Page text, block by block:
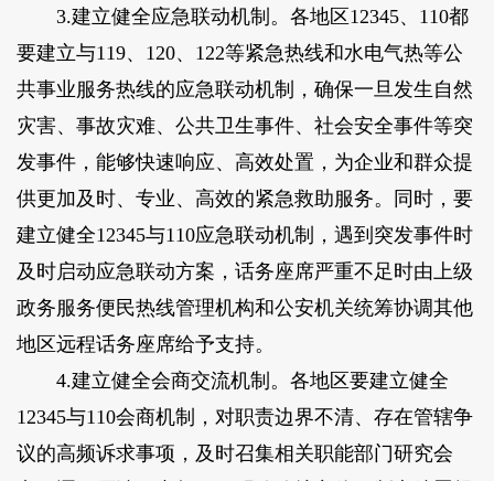
3.建立健全应急联动机制。 各地区12345、110都
要建立与119、120、122等紧急热线和水电气热等公
共事业服务热线的应急联动机制，确保一旦发生自然
灾害、事故灾难、公共卫生事件、社会安全事件等突
发事件，能够快速响应、高效处置，为企业和群众提
供更加及时、专业、高效的紧急救助服务。同时，要
建立健全12345与110应急联动机制，遇到突发事件时
及时启动应急联动方案，话务座席严重不足时由上级
政务服务便民热线管理机构和公安机关统筹协调其他
地区远程话务座席给予支持。
4.建立健全会商交流机制。 各地区要建立健全
12345与110会商机制，对职责边界不清、存在管辖争
议的高频诉求事项，及时召集相关职能部门研究会